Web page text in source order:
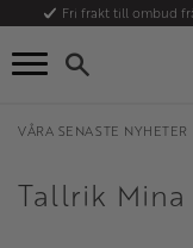
Meny
Fri frakt till ombud
VÅRA SENASTE NYHETER
Tallrik